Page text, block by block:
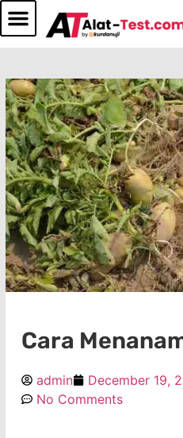
Cara
admin December 19,
No Comments